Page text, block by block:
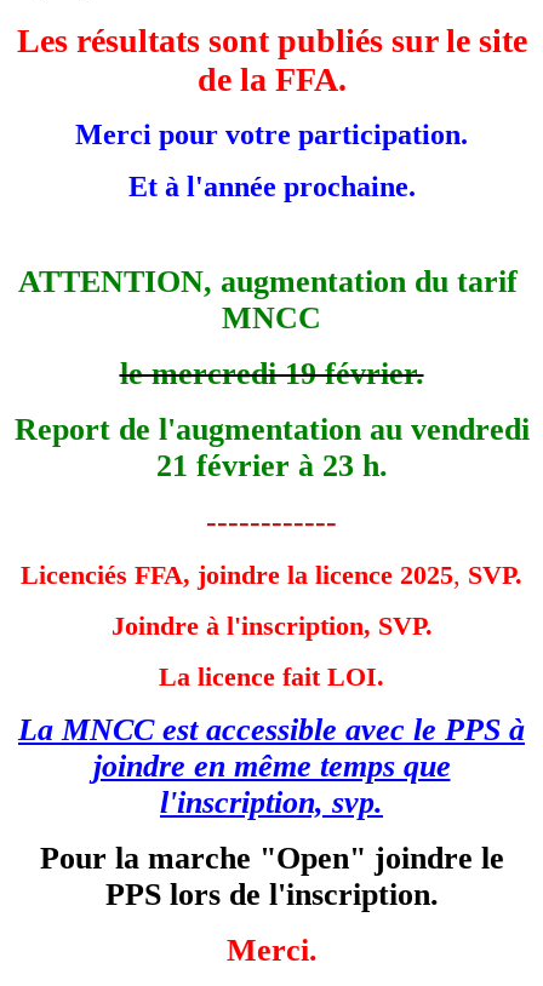
Les résultats sont publiés sur le site
de la FFA.
Merci pour votre participation.
Et à l'année prochaine.
ATTENTION, augmentation du tarif
MNCC
le mercredi 19 février.
Report de l'augmentation au vendredi
21 février à 23 h.
------------
Licenciés FFA, joindre la licence 2025, SVP.
Joindre à l'inscription, SVP.
La licence fait LOI.
La MNCC est accessible avec le PPS à
joindre en même temps que
l'inscription, svp.
Pour la marche "Open" joindre le
PPS lors de l'inscription.
Merci.